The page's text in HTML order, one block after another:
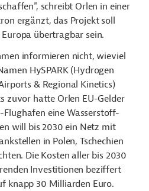
schreibt Orlen in einer
ergänzt, das Projekt soll
übertragbar sein.
informieren nicht, wieviel
HySPARK (Hydrogen
& Regional Kinetics)
zuvor hatte Orlen EU-Gelder
eine Wasserstoff-
will bis 2030 ein Netz mit
in Polen, Tschechien
Die Kosten aller bis 2030
Investitionen beziffert
knapp 30 Milliarden Euro.